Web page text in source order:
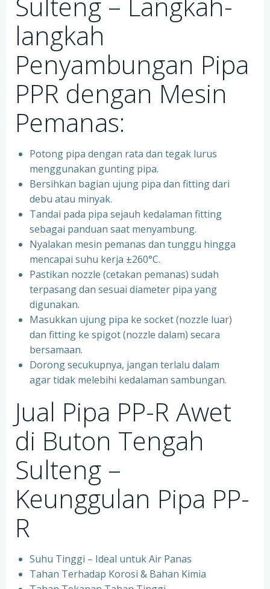
langkah
Penyambungan Pipa
PPR dengan Mesin
Pemanas:
Potong pipa dengan rata dan tegak lurus
menggunakan gunting pipa.
Bersihkan bagian ujung pipa dan fitting dari
debu atau minyak.
Tandai pada pipa sejauh kedalaman fitting
sebagai panduan saat menyambung.
Nyalakan mesin pemanas dan tunggu hingga
mencapai suhu kerja ±260°C.
Pastikan nozzle (cetakan pemanas) sudah
terpasang dan sesuai diameter pipa yang
digunakan.
Masukkan ujung pipa ke socket (nozzle luar)
dan fitting ke spigot (nozzle dalam) secara
bersamaan.
Dorong secukupnya, jangan terlalu dalam
agar tidak melebihi kedalaman sambungan.
Jual Pipa PP-R Awet
di Buton Tengah
Sulteng –
Keunggulan Pipa PP-
R
Suhu Tinggi – Ideal untuk Air Panas
Tahan Terhadap Korosi & Bahan Kimia